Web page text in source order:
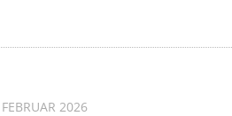
2026